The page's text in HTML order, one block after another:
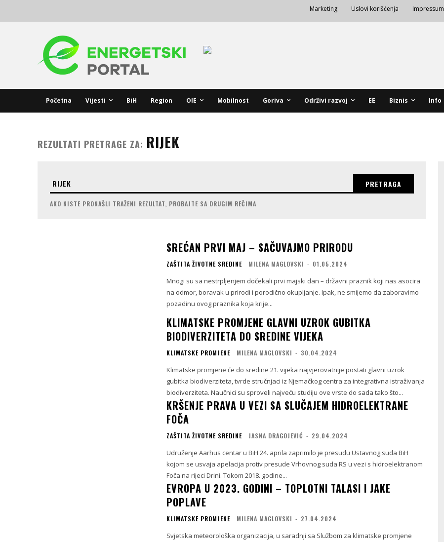
Marketing Uslovi korišćenja Impressum
Početna Vijesti BiH Region OIE Mobilnost Goriva Održivi razvoj EE Biznis Info
REZULTATI PRETRAGE ZA: RIJEK
PRETRAGA
AKO NISTE PRONAŠLI TRAŽENI REZULTAT, PROBAJTE SA DRUGIM REČIMA
SREĆAN PRVI MAJ – SAČUVAJMO PRIRODU
ZAŠTITA ŽIVOTNE SREDINE MILENA MAGLOVSKI - 01.05.2024
Mnogi su sa nestrpljenjem dočekali prvi majski dan – državni praznik koji nas asocira
na odmor, boravak u prirodi i porodično okupljanje. Ipak, ne smijemo da zaboravimo
pozadinu ovog praznika koja krije...
KLIMATSKE PROMJENE GLAVNI UZROK GUBITKA
BIODIVERZITETA DO SREDINE VIJEKA
KLIMATSKE PROMJENE MILENA MAGLOVSKI - 30.04.2024
Klimatske promjene će do sredine 21. vijeka najvjerovatnije postati glavni uzrok
gubitka biodiverziteta, tvrde stručnjaci iz Njemačkog centra za integrativna istraživanja
biodiverziteta. Naučnici su sproveli najveću studiju ove vrste do sada tako što...
KRŠENJE PRAVA U VEZI SA SLUČAJEM HIDROELEKTRANE
FOČA
ZAŠTITA ŽIVOTNE SREDINE JASNA DRAGOJEVIĆ - 29.04.2024
Udruženje Aarhus centar u BiH 24. aprila zaprimilo je presudu Ustavnog suda BiH
kojom se usvaja apelacija protiv presude Vrhovnog suda RS u vezi s hidroelektranom
Foča na rijeci Drini. Tokom 2018. godine...
EVROPA U 2023. GODINI – TOPLOTNI TALASI I JAKE
POPLAVE
KLIMATSKE PROMJENE MILENA MAGLOVSKI - 27.04.2024
Svjetska meteorološka organizacija, u saradnji sa Službom za klimatske promjene